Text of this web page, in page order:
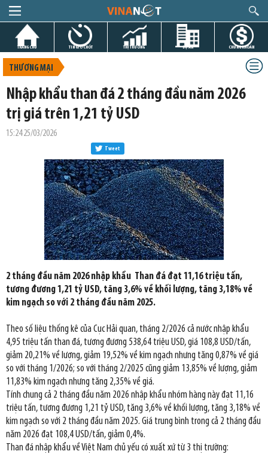
TRANG CHỦ TIN GIỜ CHÓT THỊ TRƯỜNG DỰ ÁN CHỨNG KHOÁN
THƯƠNG MẠI
Nhập khẩu than đá 2 tháng đầu năm 2026
trị giá trên 1,21 tỷ USD
15:24 25/03/2026
Tweet
2 tháng đầu năm 2026 nhập khẩu Than đá đạt 11,16 triệu tấn,
tương đương 1,21 tỷ USD, tăng 3,6% về khối lượng, tăng 3,18% về
kim ngạch so với 2 tháng đầu năm 2025.
Theo số liệu thống kê của Cục Hải quan, tháng 2/2026 cả nước nhập khẩu
4,95 triệu tấn than đá, tương đương 538,64 triệu USD, giá 108,8 USD/tấn,
giảm 20,21% về lượng, giảm 19,52% về kim ngạch nhưng tăng 0,87% về giá
so với tháng 1/2026; so với tháng 2/2025 cũng giảm 13,85% về lượng, giảm
11,83% kim ngạch nhưng tăng 2,35% về giá.
Tính chung cả 2 tháng đầu năm 2026 nhập khẩu nhóm hàng này đạt 11,16
triệu tấn, tương đương 1,21 tỷ USD, tăng 3,6% về khối lượng, tăng 3,18% về
kim ngạch so với 2 tháng đầu năm 2025. Giá trung bình trong cả 2 tháng đầu
năm 2026 đạt 108,4 USD/tấn, giảm 0,4%.
Than đá nhập khẩu về Việt Nam chủ yếu có xuất xứ từ 3 thị trường: